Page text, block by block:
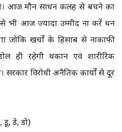
आज मौन साधन कलह से बचने का
से भी आज ज्यादा उम्मीद ना करें धन
जोकि खर्चों के हिसाब से नाकाफी
ही रहेगी थकान एवं शारीरिक
सरकार विरोधी अनैतिक कार्यों से दूर
डू, डे, डो)